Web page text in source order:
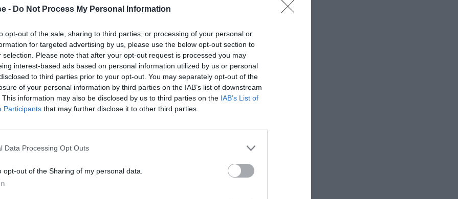
- Do Not Process My Personal Information
opt-out of the sale, sharing to third parties, or processing of your personal or
for targeted advertising by us, please use the below opt-out section to
selection. Please note that after your opt-out request is processed you may
interest-based ads based on personal information utilized by us or personal
to third parties prior to your opt-out. You may separately opt-out of the
of your personal information by third parties on the IAB’s list of downstream
This information may also be disclosed by us to third parties on the IAB’s List of
Participants that may further disclose it to other third parties.
Data Processing Opt Outs
opt-out of the Sharing of my personal data.
της δυτικής Ελλάδας. Τομικρότερο κατοικημένο
με κοντά 40 «μόνιμους» σύμφωνα με την
περισσότερους. Αλλά και πάλι, μην φανταστείς
Μύτικα Αιτωλοακαρνανίας
στις διακοπές τους, το πιο φυσικό φάρμακο